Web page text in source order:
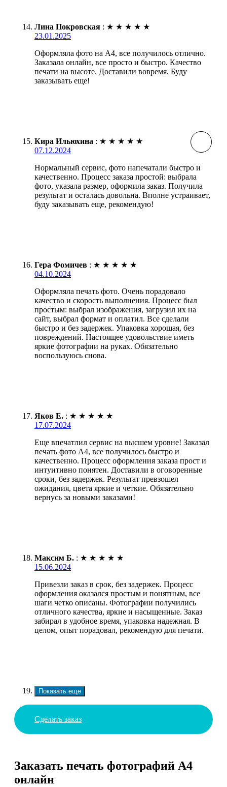
Лина Покровская : ★ ★ ★ ★ ★
23.01.2025
Оформляла фото на А4, все получилось отлично.
Заказала онлайн, все просто и быстро. Качество
печати на высоте. Доставили вовремя. Буду
заказывать еще!
Кира Ильюхина : ★ ★ ★ ★ ★
07.12.2024
Нормальный сервис, фото напечатали быстро и
качественно. Процесс заказа простой: выбрала
фото, указала размер, оформила заказ. Получила
результат и осталась довольна. Вполне устраивает,
буду заказывать еще, рекомендую!
Гера Фомичев : ★ ★ ★ ★ ★
04.10.2024
Оформляла печать фото. Очень порадовало
качество и скорость выполнения. Процесс был
простым: выбрал изображения, загрузил их на
сайт, выбрал формат и оплатил. Все сделали
быстро и без задержек. Упаковка хорошая, без
повреждений. Настоящее удовольствие иметь
яркие фотографии на руках. Обязательно
воспользуюсь снова.
Яков Е. : ★ ★ ★ ★ ★
17.07.2024
Еще впечатлил сервис на высшем уровне! Заказал
печать фото А4, все получилось быстро и
качественно. Процесс оформления заказа прост и
интуитивно понятен. Доставили в оговоренные
сроки, без задержек. Результат превзошел
ожидания, цвета яркие и четкие. Обязательно
вернусь за новыми заказами!
Максим Б. : ★ ★ ★ ★ ★
15.06.2024
Привезли заказ в срок, без задержек. Процесс
оформления оказался простым и понятным, все
шаги четко описаны. Фотографии получились
отличного качества, яркие и насыщенные. Заказ
забирал в удобное время, упаковка надежная. В
целом, опыт порадовал, рекомендую для печати.
Показать еще
Сделать заказ
Заказать печать фотографий А4
онлайн